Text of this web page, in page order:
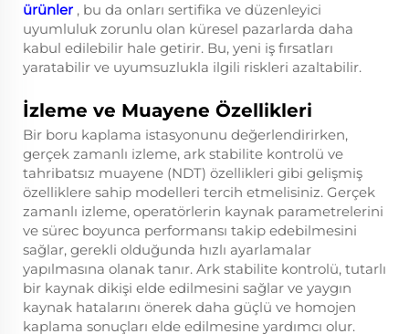
ürünler , bu da onları sertifika ve düzenleyici
uyumluluk zorunlu olan küresel pazarlarda daha
kabul edilebilir hale getirir. Bu, yeni iş fırsatları
yaratabilir ve uyumsuzlukla ilgili riskleri azaltabilir.
İzleme ve Muayene Özellikleri
Bir boru kaplama istasyonunu değerlendirirken,
gerçek zamanlı izleme, ark stabilite kontrolü ve
tahribatsız muayene (NDT) özellikleri gibi gelişmiş
özelliklere sahip modelleri tercih etmelisiniz. Gerçek
zamanlı izleme, operatörlerin kaynak parametrelerini
ve sürec boyunca performansı takip edebilmesini
sağlar, gerekli olduğunda hızlı ayarlamalar
yapılmasına olanak tanır. Ark stabilite kontrolü, tutarlı
bir kaynak dikişi elde edilmesini sağlar ve yaygın
kaynak hatalarını önerek daha güçlü ve homojen
kaplama sonuçları elde edilmesine yardımcı olur.